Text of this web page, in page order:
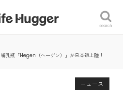
search
乳瓶「Hegen（へーゲン）」が日本初上陸！
ニュース